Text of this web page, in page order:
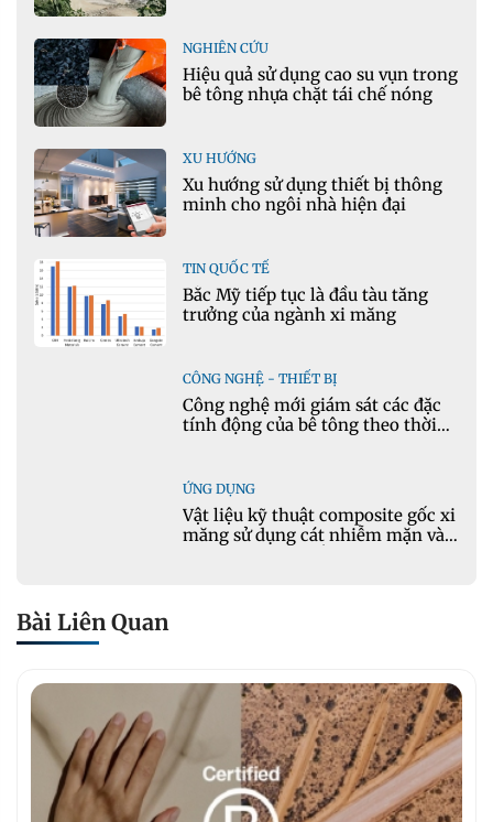
NGHIÊN CỨU
Hiệu quả sử dụng cao su vụn trong
bê tông nhựa chặt tái chế nóng
XU HƯỚNG
Xu hướng sử dụng thiết bị thông
minh cho ngôi nhà hiện đại
TIN QUỐC TẾ
Bắc Mỹ tiếp tục là đầu tàu tăng
trưởng của ngành xi măng
CÔNG NGHỆ - THIẾT BỊ
Công nghệ mới giám sát các đặc
tính động của bê tông theo thời
ỨNG DỤNG
Vật liệu kỹ thuật composite gốc xi
măng sử dụng cát nhiễm mặn và
Bài Liên Quan